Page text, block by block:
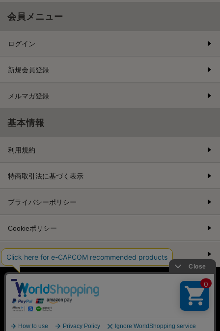
会員メニュー
ログイン
新規会員登録
メルマガ登録
基本情報
利用規約
特商取引法に基づく表示
プライバシーポリシー
Cookieポリシー
会社情報